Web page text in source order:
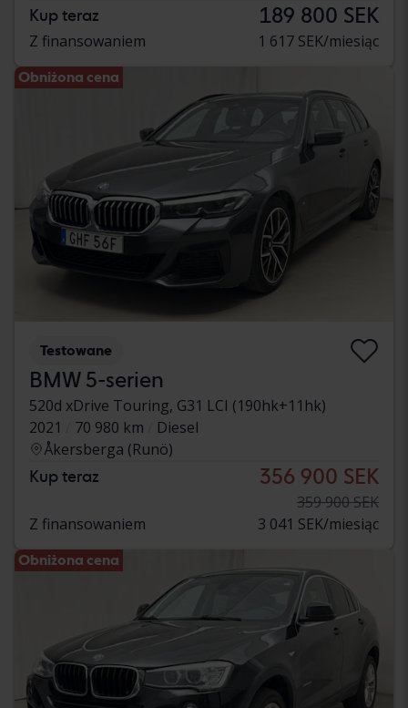
Kup teraz 189 800 SEK
Z finansowaniem 1 617 SEK/miesiąc
Obniżona cena
Testowane
BMW 5-serien
520d xDrive Touring, G31 LCI (190hk+11hk)
2021
70 980 km
Diesel
Åkersberga (Runö)
Kup teraz 356 900 SEK
359 900 SEK
Z finansowaniem
3 041 SEK/miesiąc
Obniżona cena